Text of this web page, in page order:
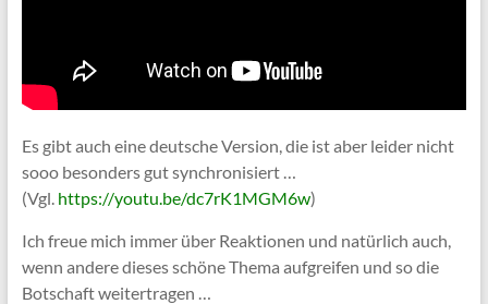
Es gibt auch eine deutsche Version, die ist aber leider nicht
sooo besonders gut synchronisiert …
(Vgl. https://youtu.be/dc7rK1MGM6w)
Ich freue mich immer über Reaktionen und natürlich auch,
wenn andere dieses schöne Thema aufgreifen und so die
Botschaft weitertragen …